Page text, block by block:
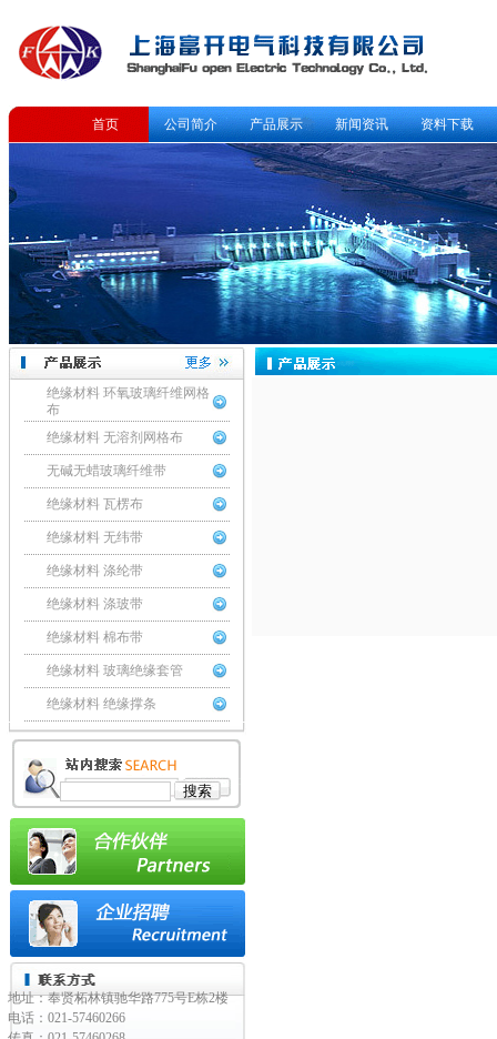
首页 公司简介 产品展示 新闻资讯 资料下载
绝缘材料 环氧玻璃纤维网格
布
绝缘材料 无溶剂网格布
无碱无蜡玻璃纤维带
绝缘材料 瓦楞布
绝缘材料 无纬带
绝缘材料 涤纶带
绝缘材料 涤玻带
绝缘材料 棉布带
绝缘材料 玻璃绝缘套管
绝缘材料 绝缘撑条
地址：奉贤柘林镇驰华路775号E栋2楼
电话：021-57460266